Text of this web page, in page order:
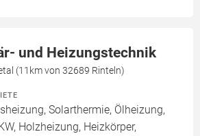
und Heizungstechnik
(11km von 32689 Rinteln)
Solarthermie, Ölheizung,
Holzheizung, Heizkörper,